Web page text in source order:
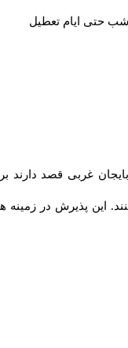
غربی قصد دارند برای
پذیرش در زمینه های